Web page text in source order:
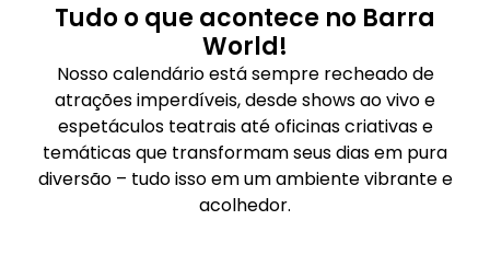
Tudo o que acontece no Barra
World!
Nosso calendário está sempre recheado de
atrações imperdíveis, desde shows ao vivo e
espetáculos teatrais até oficinas criativas e
temáticas que transformam seus dias em pura
diversão – tudo isso em um ambiente vibrante e
acolhedor.